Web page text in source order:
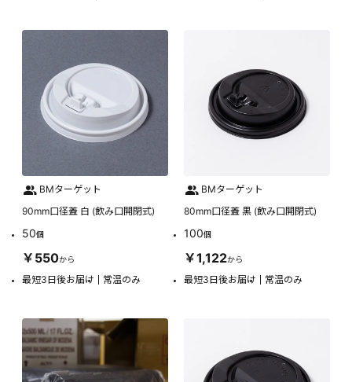
BMターゲット
90mm口径蓋 白 (飲み口開閉式)
50個
￥550から
最短3日後お届け 常温のみ
BMターゲット
80mm口径蓋 黒 (飲み口開閉式)
100個
￥1,122から
最短3日後お届け 常温のみ